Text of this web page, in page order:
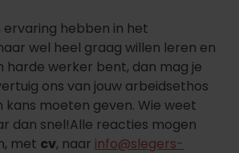
ervaring hebben in het
wel heel graag willen leren en
harde werker bent, dan mag je
ons van jouw arbeidsethos
kans moeten geven. Wie weet
dan snel!Alle reacties mogen
met cv, naar info@slegers-